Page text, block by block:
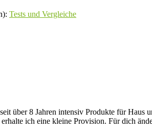
Tests und Vergleiche
über 8 Jahren intensiv Produkte für
ich eine kleine Provision. Für dich